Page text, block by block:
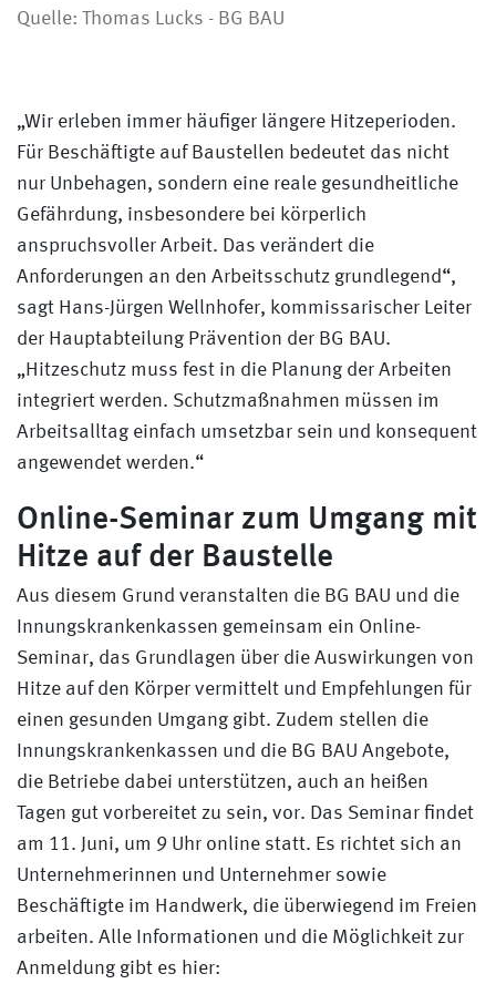
Quelle: Thomas Lucks - BG BAU
„Wir erleben immer häufiger längere Hitzeperioden.
Für Beschäftigte auf Baustellen bedeutet das nicht
nur Unbehagen, sondern eine reale gesundheitliche
Gefährdung, insbesondere bei körperlich
anspruchsvoller Arbeit. Das verändert die
Anforderungen an den Arbeitsschutz grundlegend“,
sagt Hans-Jürgen Wellnhofer, kommissarischer Leiter
der Hauptabteilung Prävention der BG BAU.
„Hitzeschutz muss fest in die Planung der Arbeiten
integriert werden. Schutzmaßnahmen müssen im
Arbeitsalltag einfach umsetzbar sein und konsequent
angewendet werden.“
Online-Seminar zum Umgang mit
Hitze auf der Baustelle
Aus diesem Grund veranstalten die BG BAU und die
Innungskrankenkassen gemeinsam ein Online-
Seminar, das Grundlagen über die Auswirkungen von
Hitze auf den Körper vermittelt und Empfehlungen für
einen gesunden Umgang gibt. Zudem stellen die
Innungskrankenkassen und die BG BAU Angebote,
die Betriebe dabei unterstützen, auch an heißen
Tagen gut vorbereitet zu sein, vor. Das Seminar findet
am 11. Juni, um 9 Uhr online statt. Es richtet sich an
Unternehmerinnen und Unternehmer sowie
Beschäftigte im Handwerk, die überwiegend im Freien
arbeiten. Alle Informationen und die Möglichkeit zur
Anmeldung gibt es hier: